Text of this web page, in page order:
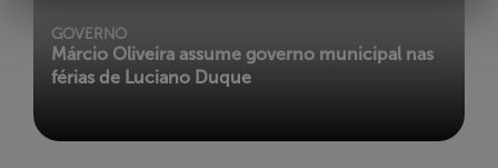
GOVERNO
Márcio Oliveira assume governo municipal nas
férias de Luciano Duque